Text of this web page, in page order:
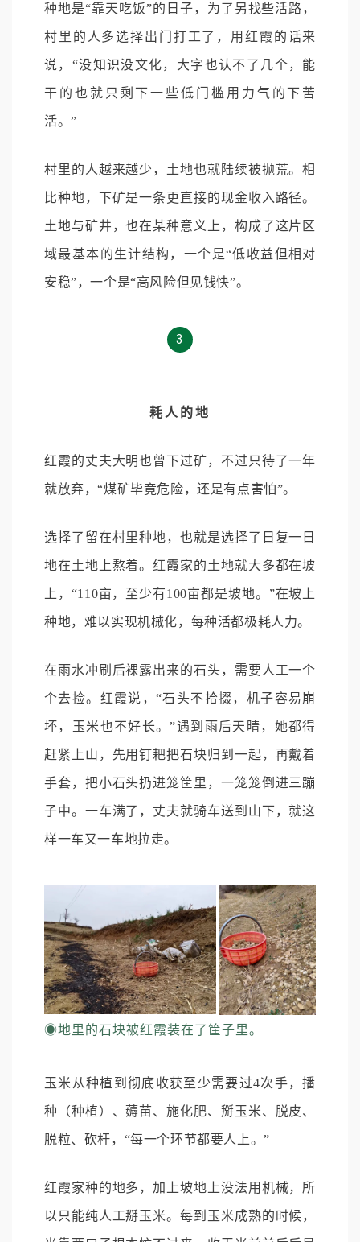
种地是“靠天吃饭”的日子，为了另找些活路，
村里的人多选择出门打工了，用红霞的话来
说，“没知识没文化，大字也认不了几个，能
干的也就只剩下一些低门槛用力气的下苦
活。”
村里的人越来越少，土地也就陆续被抛荒。相
比种地，下矿是一条更直接的现金收入路径。
土地与矿井，也在某种意义上，构成了这片区
域最基本的生计结构，一个是“低收益但相对
安稳”，一个是“高风险但见钱快”。
3
耗人的地
红霞的丈夫大明也曾下过矿，不过只待了一年
就放弃，“煤矿毕竟危险，还是有点害怕”。
选择了留在村里种地，也就是选择了日复一日
地在土地上熬着。红霞家的土地就大多都在坡
上，“110亩，至少有100亩都是坡地。”在坡上
种地，难以实现机械化，每种活都极耗人力。
在雨水冲刷后裸露出来的石头，需要人工一个
个去捡。红霞说，“石头不拾掇，机子容易崩
坏，玉米也不好长。”遇到雨后天晴，她都得
赶紧上山，先用钉耙把石块归到一起，再戴着
手套，把小石头扔进笼筐里，一笼笼倒进三蹦
子中。一车满了，丈夫就骑车送到山下，就这
样一车又一车地拉走。
◉地里的石块被红霞装在了筐子里。
玉米从种植到彻底收获至少需要过4次手，播
种（种植）、薅苗、施化肥、掰玉米、脱皮、
脱粒、砍杆，“每一个环节都要人上。”
红霞家种的地多，加上坡地上没法用机械，所
以只能纯人工掰玉米。每到玉米成熟的时候，